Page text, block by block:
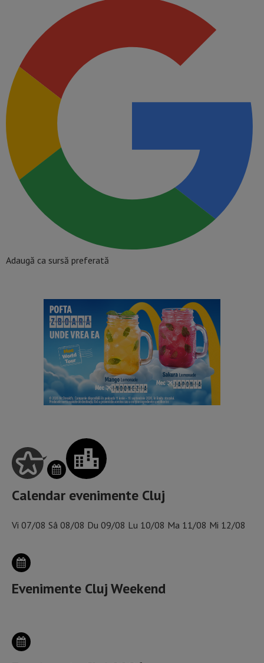
Adaugă ca sursă preferată
Calendar evenimente Cluj
Vi 07/08 Sâ 08/08 Du 09/08 Lu 10/08 Ma 11/08 Mi 12/08
Evenimente Cluj Weekend